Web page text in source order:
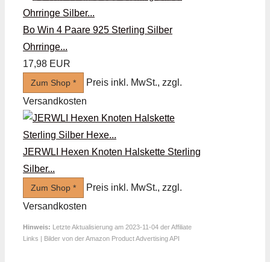
Bo Win 4 Paare 925 Sterling Silber
Ohrringe...
17,98 EUR
Zum Shop *
Preis inkl. MwSt., zzgl.
Versandkosten
JERWLI Hexen Knoten Halskette Sterling
Silber...
Zum Shop *
Preis inkl. MwSt., zzgl.
Versandkosten
Hinweis: Letzte Aktualisierung am 2023-11-04 der Affiliate
Links | Bilder von der Amazon Product Advertising API